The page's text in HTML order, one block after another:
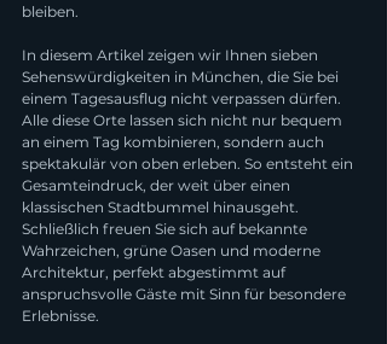
bleiben.
In diesem Artikel zeigen wir Ihnen sieben
Sehenswürdigkeiten in München, die Sie bei
einem Tagesausflug nicht verpassen dürfen.
Alle diese Orte lassen sich nicht nur bequem
an einem Tag kombinieren, sondern auch
spektakulär von oben erleben. So entsteht ein
Gesamteindruck, der weit über einen
klassischen Stadtbummel hinausgeht.
Schließlich freuen Sie sich auf bekannte
Wahrzeichen, grüne Oasen und moderne
Architektur, perfekt abgestimmt auf
anspruchsvolle Gäste mit Sinn für besondere
Erlebnisse.